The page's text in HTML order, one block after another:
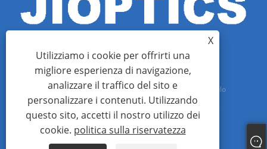
Copyright © 2022 Shenzhen Jioptics Technology Co., Ltd - Modulo
telemetro laser, fotocamera zoom MWIR - Tutti i diritti riservati.
Sitemap RSS
XML
X
Utilizziamo i cookie per offrirti una
migliore esperienza di navigazione,
analizzare il traffico del sito e
personalizzare i contenuti. Utilizzando
questo sito, accetti il ​​nostro utilizzo dei
cookie. politica sulla riservatezza